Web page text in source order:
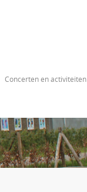
Concerten en activiteiten